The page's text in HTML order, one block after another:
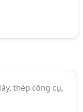
, thép công cụ,